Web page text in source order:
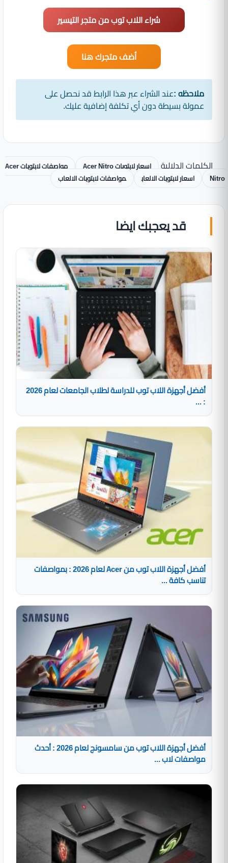
شراء اللاب توب من متجر التيسير
أضف متجرك هنا
ملاحظه :عند الشراء عبر هذا الرابط قد نحصل على
عمولة بسيطة دون أي تكلفة إضافية عليك.
الكلمات الدلالية اسعار لابتوبات Acer Nitro
مواصفات لابتوبات Acer
Nitro
اسعار لابتوبات الالعاب مواصفات لابتوبات الالعاب
قد يعجبك ايضا
أفضل أجهزة اللاب توب للدراسة لطلاب الجامعات لعام 2026
: ...
أفضل أجهزة اللاب توب من Acer لعام 2026 : بمواصفات
تناسب كافة ...
أفضل أجهزة اللاب توب من سامسونج لعام 2026 : أحدث
مواصفات لاب ...